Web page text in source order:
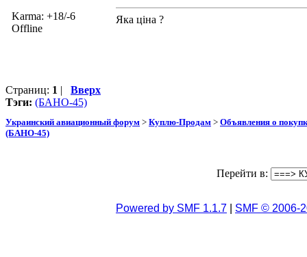
Karma: +18/-6
Offline
Яка ціна ?
Страниц: 1 | Вверх
Тэги: (БАНО-45)
Украинский авиационный форум > Куплю-Продам > Объявления о
(БАНО-45)
Перейти в:
Powered by SMF 1.1.7 SMF © 2006-